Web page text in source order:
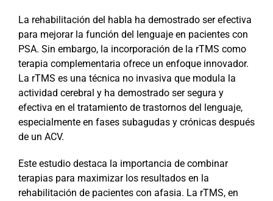
La rehabilitación del habla ha demostrado ser efectiva
para mejorar la función del lenguaje en pacientes con
PSA. Sin embargo, la incorporación de la rTMS como
terapia complementaria ofrece un enfoque innovador.
La rTMS es una técnica no invasiva que modula la
actividad cerebral y ha demostrado ser segura y
efectiva en el tratamiento de trastornos del lenguaje,
especialmente en fases subagudas y crónicas después
de un ACV.
Este estudio destaca la importancia de combinar
terapias para maximizar los resultados en la
rehabilitación de pacientes con afasia. La rTMS, en